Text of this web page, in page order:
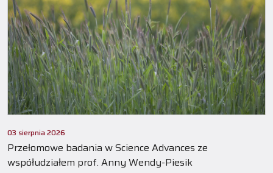
03 sierpnia 2026
Przełomowe badania w Science Advances ze
współudziałem prof. Anny Wendy-Piesik